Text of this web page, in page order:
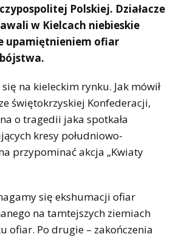
Polskiej. Działacze
w Kielcach niebieskie
upamiętnieniem ofiar
na kieleckim rynku. Jak mówił
świętokrzyskiej Konfederacji,
o tragedii jaka spotkała
kresy południowo-
przypominać akcja „Kwiaty
się ekshumacji ofiar
na tamtejszych ziemiach
ofiar. Po drugie – zakończenia